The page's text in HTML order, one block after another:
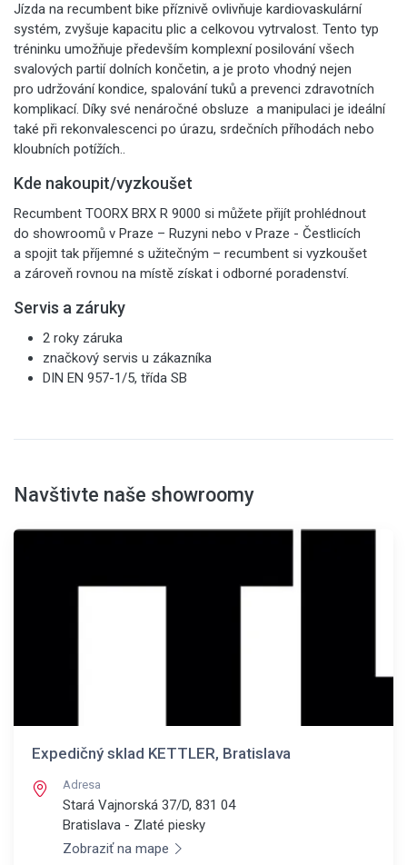
Jízda na recumbent bike příznivě ovlivňuje kardiovaskulární
systém, zvyšuje kapacitu plic a celkovou vytrvalost. Tento typ
tréninku umožňuje především komplexní posilování všech
svalových partií dolních končetin, a je proto vhodný nejen
pro udržování kondice, spalování tuků a prevenci zdravotních
komplikací. Díky své nenáročné obsluze a manipulaci je ideální
také při rekonvalescenci po úrazu, srdečních příhodách nebo
kloubních potížích..
Kde nakoupit/vyzkoušet
Recumbent TOORX BRX R 9000 si můžete přijít prohlédnout
do showroomů v Praze – Ruzyni nebo v Praze - Čestlicích
a spojit tak příjemné s užitečným – recumbent si vyzkoušet
a zároveň rovnou na místě získat i odborné poradenství.
Servis a záruky
2 roky záruka
značkový servis u zákazníka
DIN EN 957-1/5, třída SB
Navštivte naše showroomy
Expedičný sklad KETTLER, Bratislava
Adresa
Stará Vajnorská 37/D, 831 04
Bratislava - Zlaté piesky
Zobraziť na mape